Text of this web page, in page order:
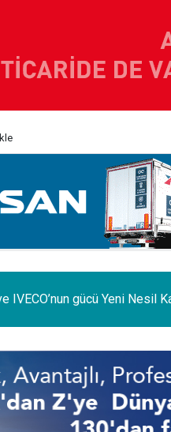
daraldı, ihracat şaha kalktı